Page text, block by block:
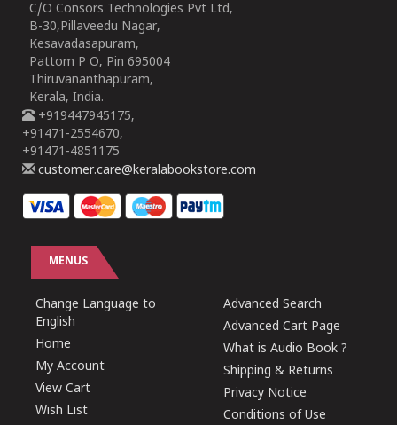
C/O Consors Technologies Pvt Ltd,
B-30,Pillaveedu Nagar,
Kesavadasapuram,
Pattom P O, Pin 695004
Thiruvananthapuram,
Kerala, India.
+919447945175,
+91471-2554670,
+91471-4851175
customer.care@keralabookstore.com
MENUS
Change Language to
English
Home
My Account
View Cart
Wish List
Advanced Search
Advanced Cart Page
What is Audio Book ?
Shipping & Returns
Privacy Notice
Conditions of Use